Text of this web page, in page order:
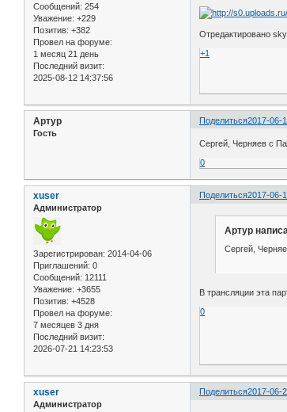
Сообщений: 254
Уважение: +229
Позитив: +382
Провел на форуме:
1 месяц 21 день
Последний визит:
2025-08-12 14:37:56
Отредактировано
+1
Поделиться2017-06-
Артур
Гость
Сергей, Черняев с
0
Поделиться2017-06-
xuser
Администратор
Зарегистрирован: 2014-04-06
Приглашений: 0
Сообщений: 12111
Уважение: +3655
Позитив: +4528
Провел на форуме:
7 месяцев 3 дня
Последний визит:
2026-07-21 14:23:53
Артур
Сергей,
В трансляции эта
0
Поделиться2017-06-
xuser
Администратор